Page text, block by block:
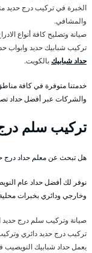
الخبرة في تركيب درج حديد
والمشافي.
صيانة وتصليح كافة أنواع
تركيب شبابيك حديد وابواب
حداد شبابيك بالكويت.
خدمتنا متوفرة في كافة
والشركات عبر أفضل حداد
تركيب سلم
هل تبحث عن معلم حداد درج
نوفر لك أفضل حداد عام
وخارجي ودائري بخبرات
صيانة وتركيب سلم درج حديد
تركيب درج حديد دائري
يعمل حداد شبابيك